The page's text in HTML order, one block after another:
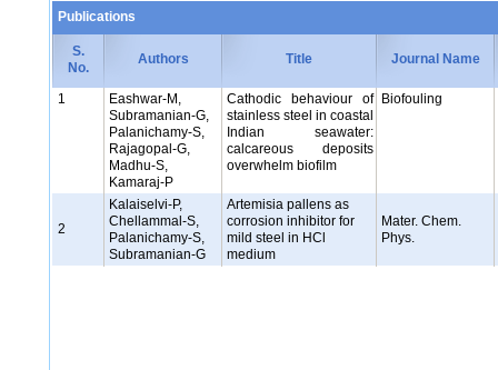
Publications
S.
No.
Authors Title Journal Name
1
Eashwar-M,
Subramanian-G,
Palanichamy-S,
Rajagopal-G,
Madhu-S,
Kamaraj-P
Cathodic behaviour of
stainless steel in coastal
Indian seawater:
calcareous deposits
overwhelm biofilm
Biofouling
2
Kalaiselvi-P,
Chellammal-S,
Palanichamy-S,
Subramanian-G
Artemisia pallens as
corrosion inhibitor for
mild steel in HCl
medium
Mater. Chem.
Phys.